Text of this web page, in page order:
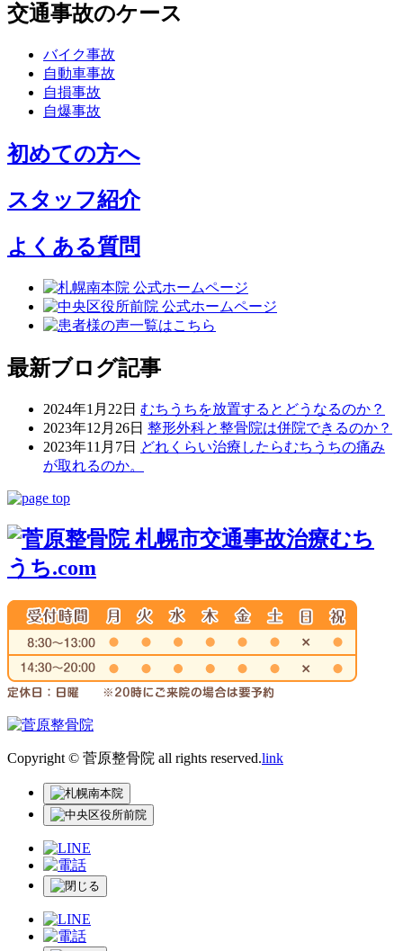
交通事故のケース
バイク事故
自動車事故
自損事故
自爆事故
初めての方へ
スタッフ紹介
よくある質問
最新ブログ記事
2024年1月22日 むちうちを放置するとどうなるのか？
2023年12月26日 整形外科と整骨院は併院できるのか？
2023年11月7日 どれくらい治療したらむちうちの痛み
が取れるのか。
Copyright © 菅原整骨院 all rights reserved.link